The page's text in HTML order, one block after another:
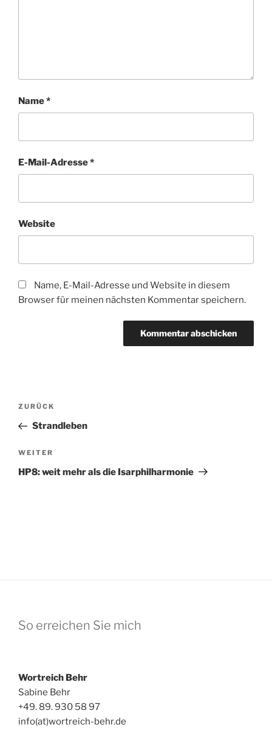
Name*
E-Mail-Adresse*
Website
Name, E-Mail-Adresse und Website in diesem
Browser für meinen nächsten Kommentar speichern.
Beitragsnavigation
Vorheriger
Beitrag
ZURÜCK
Strandleben
Nächster
Beitrag
WEITER
HP8: weit mehr als die Isarphilharmonie
So erreichen Sie mich
Wortreich Behr
Sabine Behr
+49. 89. 930 58 97
info(at)wortreich-behr.de